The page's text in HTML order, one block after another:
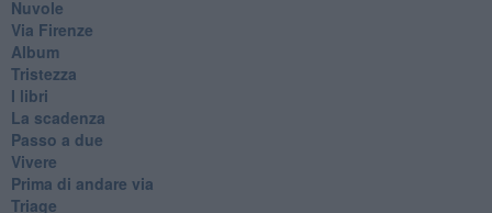
Nuvole
Via Firenze
Album
Tristezza
I libri
La scadenza
Passo a due
Vivere
Prima di andare via
Triage